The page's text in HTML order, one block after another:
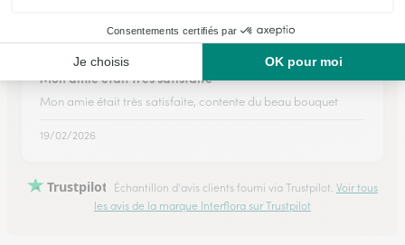
Mon amie était très satisfaite
Mon amie était très satisfaite, contente du beau bouquet
19/02/2026
Trustpilot Échantillon d'avis clients fourni via Trustpilot. Voir tous
les avis de la marque Interflora sur Trustpilot